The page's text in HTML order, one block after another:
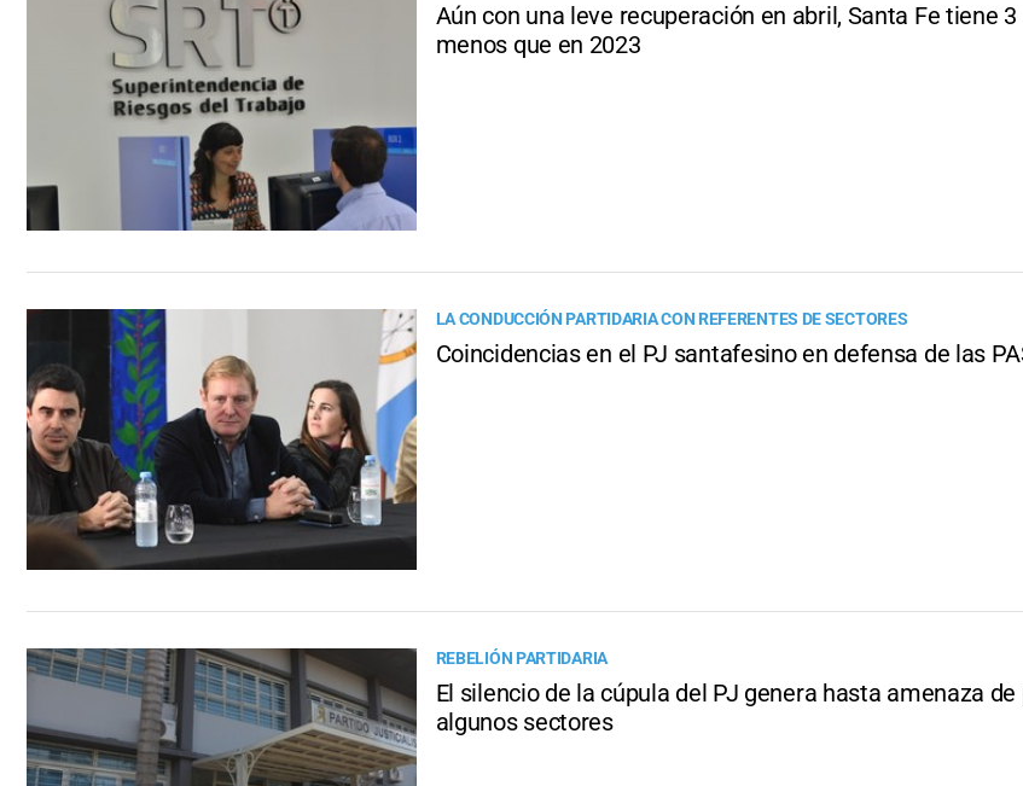
Aún con una leve recuperación en abril, Santa Fe tiene
menos que en 2023
LA CONDUCCIÓN PARTIDARIA CON REFERENTES DE SECTORES
Coincidencias en el PJ santafesino en defensa de las
REBELIÓN PARTIDARIA
El silencio de la cúpula del PJ genera hasta amenaza
algunos sectores